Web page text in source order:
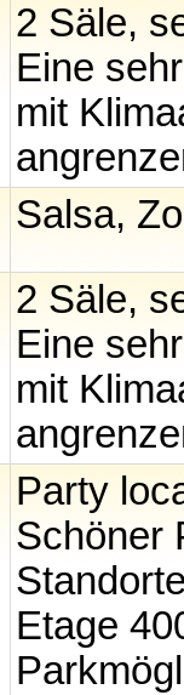
2 Säle,
Eine
mit
Salsa,
2 Säle,
Eine
mit
Party
Schöner
Etage